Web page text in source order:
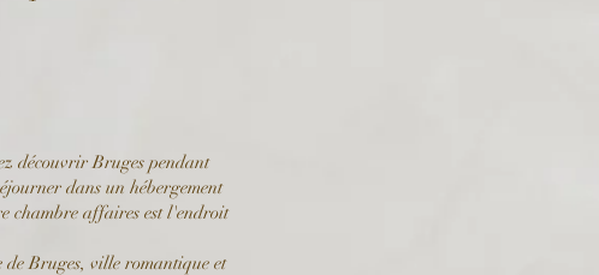
découvrir Bruges pendant
dans un hébergement
chambre affaires est l'endroit
de Bruges, ville romantique et